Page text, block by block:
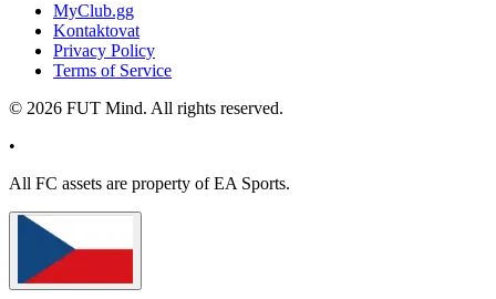
MyClub.gg
Kontaktovat
Privacy Policy
Terms of Service
© 2026 FUT Mind. All rights reserved.
•
All FC assets are property of EA Sports.